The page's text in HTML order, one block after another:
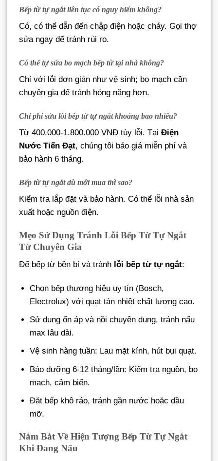
Bếp từ tự ngắt liên tục có nguy hiểm không?
Có, có thể dẫn đến chập điện hoặc cháy. Gọi thợ
sửa ngay để tránh rủi ro.
Có thể tự sửa bo mạch bếp từ tại nhà không?
Chỉ với lỗi đơn giản như vệ sinh; bo mạch cần
chuyên gia để tránh hỏng nặng hơn.
Chi phí sửa lỗi bếp từ tự ngắt khoảng bao nhiêu?
Từ 400.000-1.800.000 VNĐ tùy lỗi. Tại Điện
Nước Tiến Đạt, chúng tôi báo giá miễn phí và
bảo hành 6 tháng.
Bếp từ tự ngắt dù mới mua thì sao?
Kiểm tra lắp đặt và bảo hành. Có thể lỗi nhà sản
xuất hoặc nguồn điện.
Mẹo Sử Dụng Tránh Lỗi Bếp Từ Tự Ngắt
Từ Chuyên Gia
Để bếp từ bền bỉ và tránh lỗi bếp từ tự ngắt:
Chọn bếp thương hiệu uy tín (Bosch,
Electrolux) với quạt tản nhiệt chất lượng cao.
Sử dụng ổn áp và nồi chuyên dụng, tránh nấu
max lâu dài.
Vệ sinh hàng tuần: Lau mặt kính, hút bụi quạt.
Bảo dưỡng 6-12 tháng/lần: Kiểm tra nguồn, bo
mạch, cảm biến.
Đặt bếp khô ráo, tránh gần nước hoặc dầu
mỡ.
Nắm Bắt Về Hiện Tượng Bếp Từ Tự Ngắt
Khi Đang Nấu